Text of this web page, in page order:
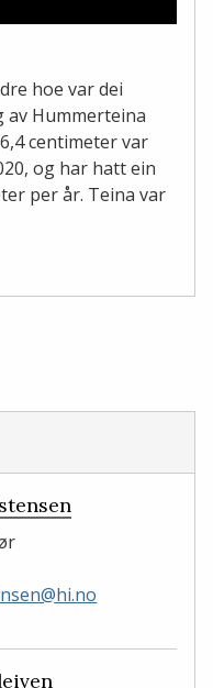
hoe var dei
av Hummerteina
centimeter var
og har hatt ein
per år. Teina var